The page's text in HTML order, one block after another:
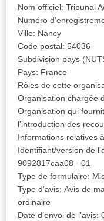
Nom officiel: Tribunal
Numéro
Ville: Nancy
Code postal: 54036
Subdivision pays
Pays: France
Rôles de cette
Organisation chargée
Organisation qui
l’introduction des
Informations relatives
Identifiant/version de
9092817caa08 - 01
Type de formulaire:
Type d’avis: Avis de
ordinaire
Date d’envoi de